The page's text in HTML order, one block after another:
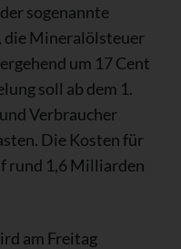
sogenannte
die Mineralölsteuer
um 17 Cent
soll ab dem 1.
Verbraucher
Die Kosten für
rund 1,6 Milliarden
am Freitag